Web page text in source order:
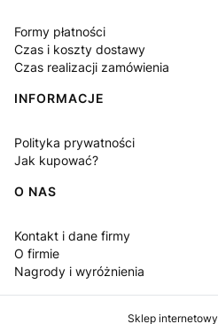
Formy płatności
Czas i koszty dostawy
Czas realizacji zamówienia
INFORMACJE
Polityka prywatności
Jak kupować?
O NAS
Kontakt i dane firmy
O firmie
Nagrody i wyróżnienia
Sklep internetowy